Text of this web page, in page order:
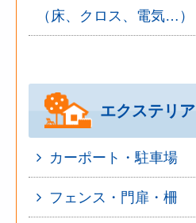
（床、クロス、電気…）
エクステリア
カーポート・駐車場
フェンス・門扉・柵